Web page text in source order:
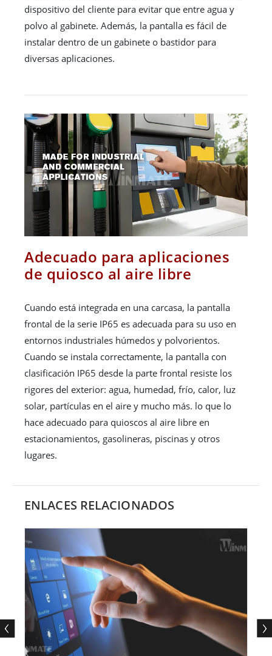
dispositivo del cliente para evitar que entre agua y
polvo al gabinete. Además, la pantalla es fácil de
instalar dentro de un gabinete o bastidor para
diversas aplicaciones.
Adecuado para aplicaciones
de quiosco al aire libre
Cuando está integrada en una carcasa, la pantalla
frontal de la serie IP65 es adecuada para su uso en
entornos industriales húmedos y polvorientos.
Cuando se instala correctamente, la pantalla con
clasificación IP65 desde la parte frontal resiste los
rigores del exterior: agua, humedad, frío, calor, luz
solar, partículas en el aire y mucho más. lo que lo
hace adecuado para quioscos al aire libre en
estacionamientos, gasolineras, piscinas y otros
lugares.
ENLACES RELACIONADOS